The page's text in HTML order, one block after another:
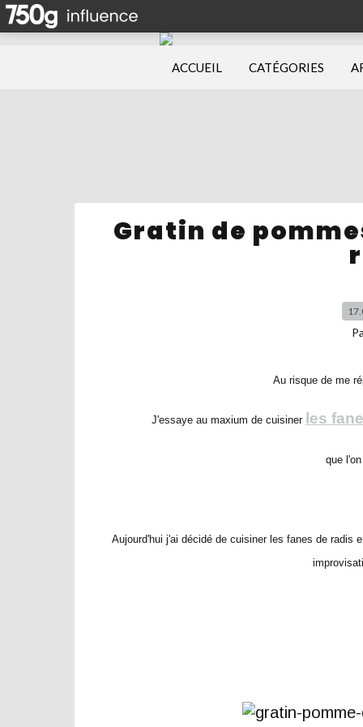
ACCUEIL CATÉGORIES
Gratin de
Au risque de me
J'essaye au maxium de cuisiner les
que
Aujourd'hui j'ai décidé de cuisiner les fanes de